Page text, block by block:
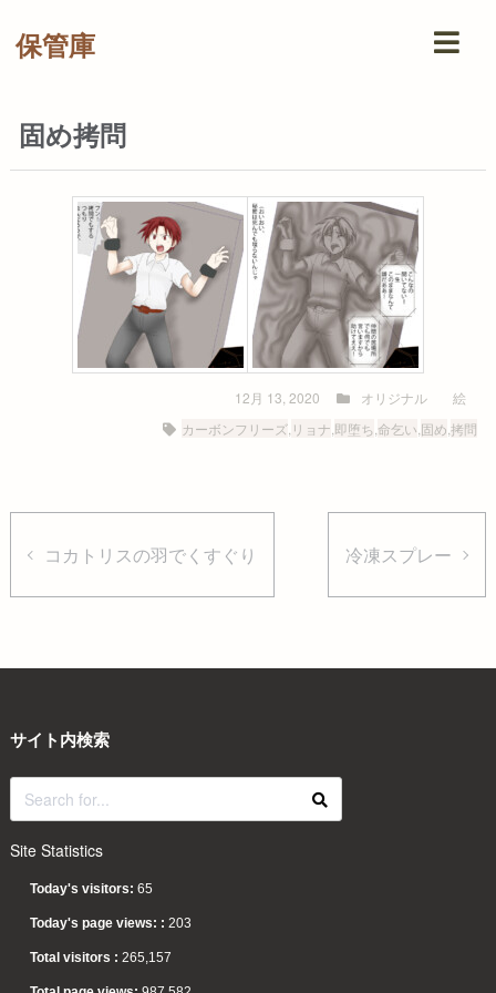
保管庫
固め拷問
12月 13, 2020 オリジナル
絵
カーボンフリーズ リョナ 即堕ち 命乞い 固め ,拷問
コカトリスの羽でくすぐり 冷凍スプレー
サイト内検索
Site Statistics
Today's visitors: 65
Today's page views: : 203
Total visitors : 265,157